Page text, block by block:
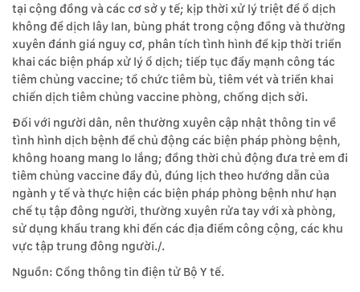
tại cộng đồng và các cơ sở y tế; kịp thời xử lý triệt để ổ dịch
không để dịch lây lan, bùng phát trong cộng đồng và thường
xuyên đánh giá nguy cơ, phân tích tình hình để kịp thời triển
khai các biện pháp xử lý ổ dịch; tiếp tục đẩy mạnh công tác
tiêm chủng vaccine; tổ chức tiêm bù, tiêm vét và triển khai
chiến dịch tiêm chủng vaccine phòng, chống dịch sởi.
Đối với người dân, nên thường xuyên cập nhật thông tin về
tình hình dịch bệnh để chủ động các biện pháp phòng bệnh,
không hoang mang lo lắng; đồng thời chủ động đưa trẻ em đi
tiêm chủng vaccine đầy đủ, đúng lịch theo hướng dẫn của
ngành y tế và thực hiện các biện pháp phòng bệnh như hạn
chế tụ tập đông người, thường xuyên rửa tay với xà phòng,
sử dụng khẩu trang khi đến các địa điểm công cộng, các khu
vực tập trung đông người./.
Nguồn: Cổng thông tin điện tử Bộ Y tế.